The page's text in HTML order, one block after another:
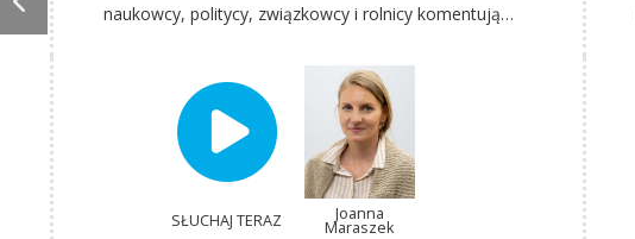
naukowcy, politycy, związkowcy i rolnicy komentują…
SŁUCHAJ TERAZ Joanna
Maraszek